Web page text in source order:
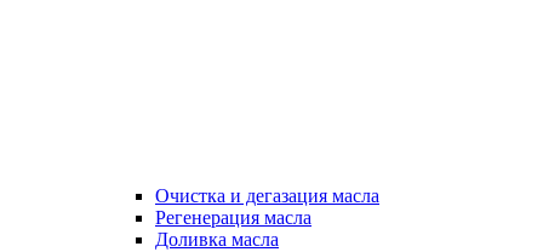
Очистка и дегазация масла
Регенерация масла
Доливка масла